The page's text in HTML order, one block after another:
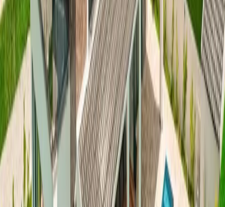
4. Yatak Odası:
1 Adet çift kişilik yatak, komodin, makyaj masası,
elbise dolabı, klima, balkon ve banyo & tuvalet bulunmaktadır.
Başlangıç Fiyatı
8.000
gecelik en düşük fiyat
başlayan fiyatlarla
Resmi Belge
Kültür ve Turizm Bakanlığı
Belge No: 48-9294
Giriş - Çıkış Tarihi Tarih aralığı seçin
Yetişkin Çocuk